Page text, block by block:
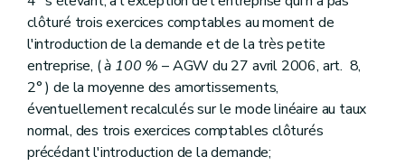
clôturé trois exercices comptables au moment de
l'introduction de la demande et de la très petite
entreprise, (à 100 % – AGW du 27 avril 2006, art. 8,
2° ) de la moyenne des amortissements,
éventuellement recalculés sur le mode linéaire au taux
normal, des trois exercices comptables clôturés
précédant l'introduction de la demande;